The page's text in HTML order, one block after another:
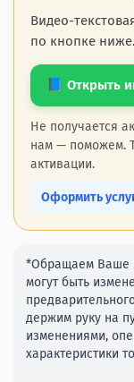
Видео-
по кнопке ниже.
📘 Открыть
Не получается
нам — поможем.
активации.
Оформить
*Обращаем Ваше
могут быть
держим руку на
изменениями,
характеристики